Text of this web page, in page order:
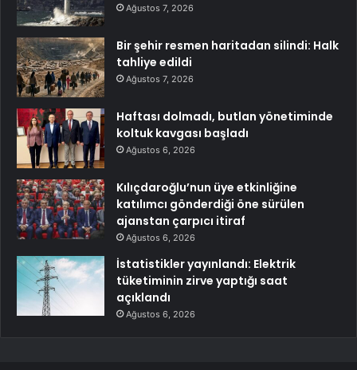
Ağustos 7, 2026
Bir şehir resmen haritadan silindi: Halk
tahliye edildi
Ağustos 7, 2026
Haftası dolmadı, butlan yönetiminde
koltuk kavgası başladı
Ağustos 6, 2026
Kılıçdaroğlu’nun üye etkinliğine
katılımcı gönderdiği öne sürülen
ajanstan çarpıcı itiraf
Ağustos 6, 2026
İstatistikler yayınlandı: Elektrik
tüketiminin zirve yaptığı saat
açıklandı
Ağustos 6, 2026